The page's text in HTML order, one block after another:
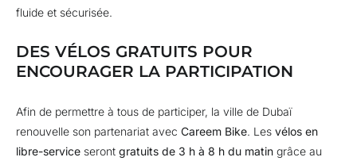
fluide et sécurisée.
DES VÉLOS GRATUITS POUR
ENCOURAGER LA PARTICIPATION
Afin de permettre à tous de participer, la ville de Dubaï
renouvelle son partenariat avec Careem Bike. Les vélos en
libre-service seront gratuits de 3 h à 8 h du matin grâce au